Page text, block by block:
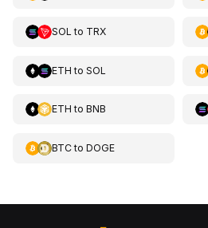
SOL to TRX
ETH to SOL
ETH to BNB
BTCto DOGE